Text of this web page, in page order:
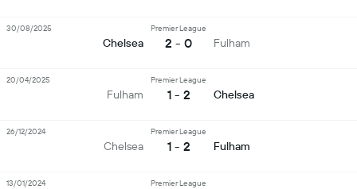
Chelsea
Premier League
2 - 0 Fulham
30/08/2025
Fulham
Premier League
1 - 2 Chelsea
20/04/2025
Chelsea
Premier League
1 - 2 Fulham
26/12/2024
Premier League
13/01/2024